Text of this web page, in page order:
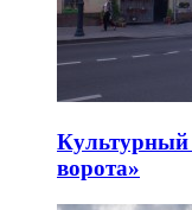
Культурный
ворота»